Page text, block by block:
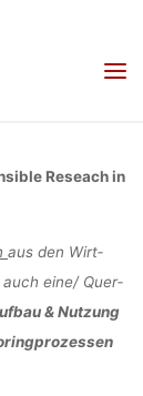
Mitarbeiter*in,
Reseach in
aus den Wirt­
auch eine/ Quer­
& Nut­zung